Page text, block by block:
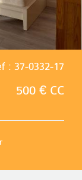
: 37-0332-17
500 € CC